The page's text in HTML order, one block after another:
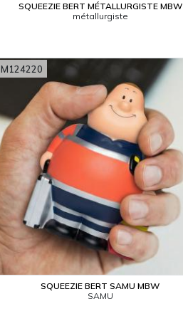
SQUEEZIE BERT MÉTALLURGISTE MBW
métallurgiste
SQUEEZIE BERT SAMU MBW
SAMU
M124220